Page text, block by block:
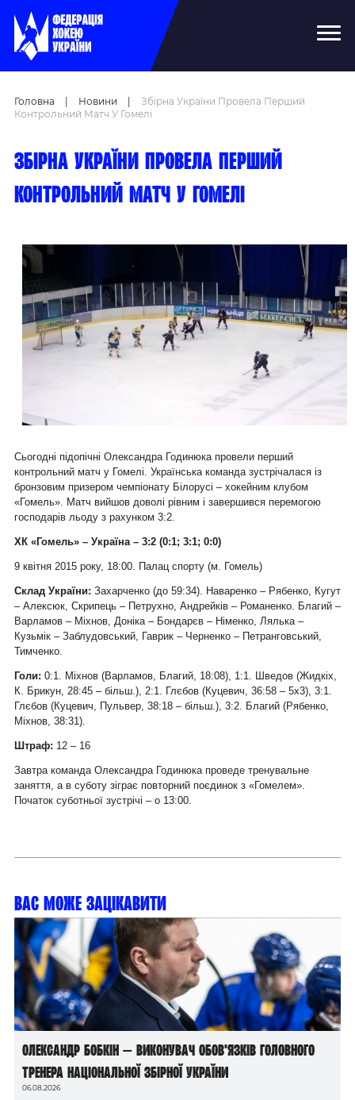
Головна Новини
Збірна України Провела Перший
Контрольний Матч У Гомелі
Збірна України провела перший
контрольний матч у Гомелі
Сьогодні підопічні Олександра Годинюка провели перший
контрольний матч у Гомелі. Українська команда зустрічалася із
бронзовим призером чемпіонату Білорусі – хокейним клубом
«Гомель». Матч вийшов доволі рівним і завершився перемогою
господарів льоду з рахунком 3:2.
ХК «Гомель» – Україна – 3:2 (0:1; 3:1; 0:0)
9 квітня 2015 року, 18:00. Палац спорту (м. Гомель)
Склад України: Захарченко (до 59:34). Наваренко – Рябенко, Кугут
– Алексюк, Скрипець – Петрухно, Андрейків – Романенко. Благий –
Варламов – Міхнов, Доніка – Бондарєв – Німенко, Лялька –
Кузьмік – Заблудовський, Гаврик – Черненко – Петранговський,
Тимченко.
Голи: 0:1. Міхнов (Варламов, Благий, 18:08), 1:1. Шведов (Жидкіх,
К. Брикун, 28:45 – більш.), 2:1. Глєбов (Куцевич, 36:58 – 5х3), 3:1.
Глєбов (Куцевич, Пульвер, 38:18 – більш.), 3:2. Благий (Рябенко,
Міхнов, 38:31).
Штраф: 12 – 16
Завтра команда Олександра Годинюка проведе тренувальне
заняття, а в суботу зіграє повторний поєдинок з «Гомелем».
Початок суботньої зустрічі –о 13:00.
Вас може зацікавити
Олександр Бобкін — виконувач обов’язків головного
тренера національної збірної України
06.08.2026